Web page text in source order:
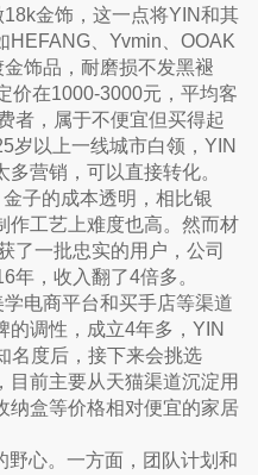
金饰，这一点将YIN和其
HEFANG、Yvmin、OOAK
饰品，耐磨损不发黑褪
价在1000-3000元，平均客
者，属于不便宜但买得起
岁以上一线城市白领，YIN
营销，可以直接转化。
子的成本透明，相比银
作工艺上难度也高。然而材
了一批忠实的用户，公司
年，收入翻了4倍多。
电商平台和买手店等渠道
的调性，成立4年多，YIN
名度后，接下来会挑选
目前主要从天猫渠道沉淀用
纳盒等价格相对便宜的家居
野心。一方面，团队计划和